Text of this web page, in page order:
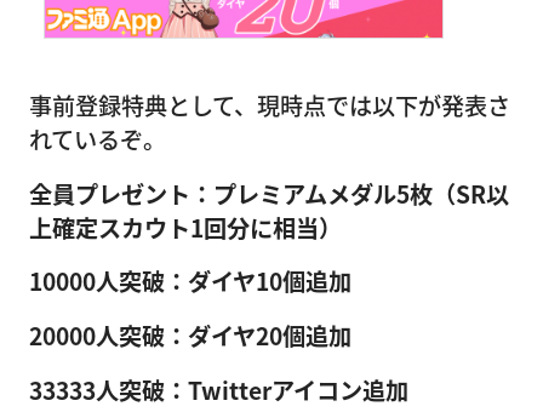
事前登録特典として、現時点では以下が発表さ
れているぞ。
全員プレゼント：プレミアムメダル5枚（SR以
上確定スカウト1回分に相当）
10000人突破：ダイヤ10個追加
20000人突破：ダイヤ20個追加
33333人突破：Twitterアイコン追加